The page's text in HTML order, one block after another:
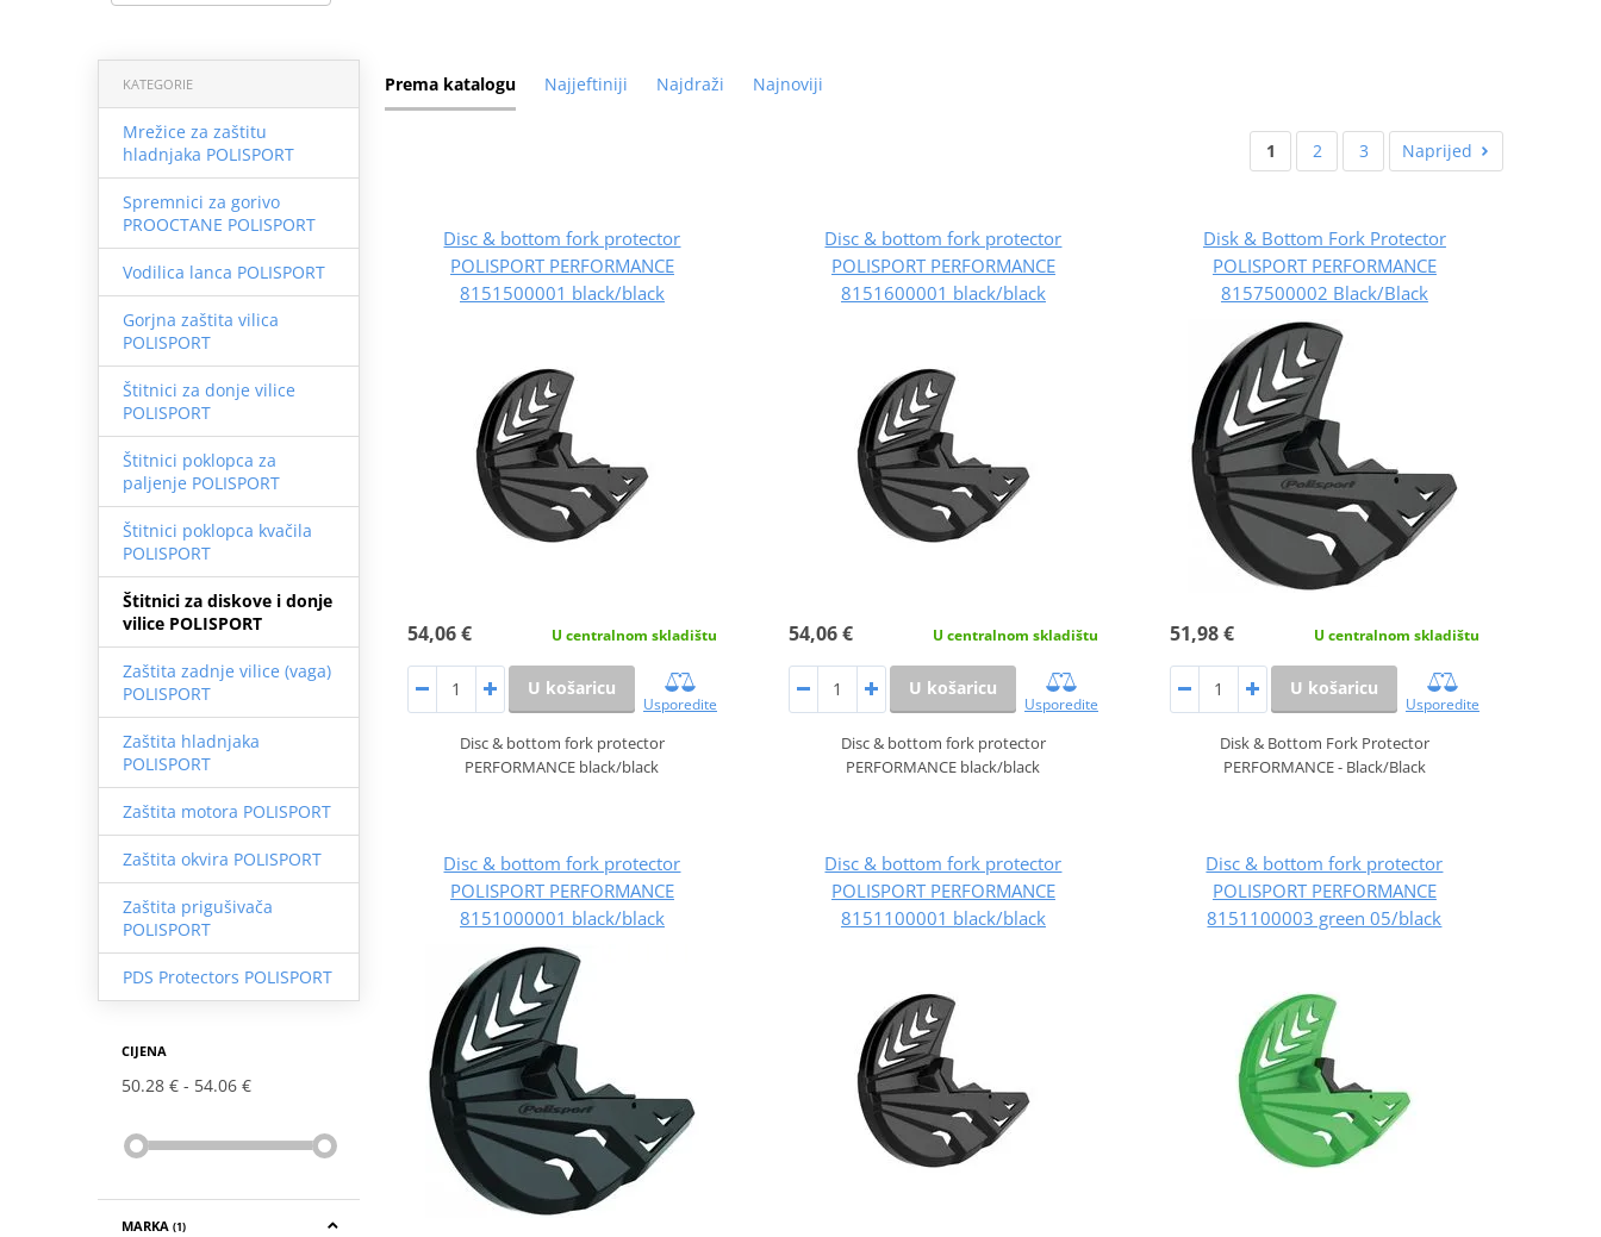
Prema katalogu Najjeftiniji Najdraži Najnoviji
KATEGORIE
Mrežice za zaštitu
hladnjaka POLISPORT
Spremnici za gorivo
PROOCTANE POLISPORT
Vodilica lanca POLISPORT
Gorjna zaštita vilica
POLISPORT
Štitnici za donje vilice
POLISPORT
Štitnici poklopca za
paljenje POLISPORT
Štitnici poklopca kvačila
POLISPORT
Štitnici za diskove i donje
vilice POLISPORT
Zaštita zadnje vilice (vaga)
POLISPORT
Zaštita hladnjaka
POLISPORT
Zaštita motora POLISPORT
Zaštita okvira POLISPORT
Zaštita prigušivača
POLISPORT
PDS Protectors POLISPORT
CIJENA
50.28 € 54.06 €
MARKA (1)
1 2 3 Naprijed
Disc & bottom fork protector
POLISPORT PERFORMANCE
8151500001 black/black
54,06 € U centralnom skladištu
U košaricu
Usporedite
Disc & bottom fork protector
PERFORMANCE black/black
Disc & bottom fork protector
POLISPORT PERFORMANCE
8151600001 black/black
54,06 € U centralnom skladištu
U košaricu
Usporedite
Disc & bottom fork protector
PERFORMANCE black/black
Disk & Bottom Fork Protector
POLISPORT PERFORMANCE
8157500002 Black/Black
51,98 € U centralnom skladištu
U košaricu
Usporedite
Disk & Bottom Fork Protector
PERFORMANCE - Black/Black
Disc & bottom fork protector
POLISPORT PERFORMANCE
8151000001 black/black
Disc & bottom fork protector
POLISPORT PERFORMANCE
8151100001 black/black
Disc & bottom fork protector
POLISPORT PERFORMANCE
8151100003 green 05/black